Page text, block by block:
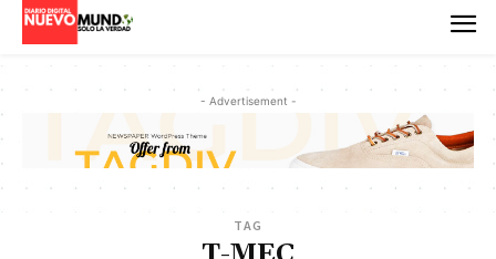
- Advertisement -
TAG